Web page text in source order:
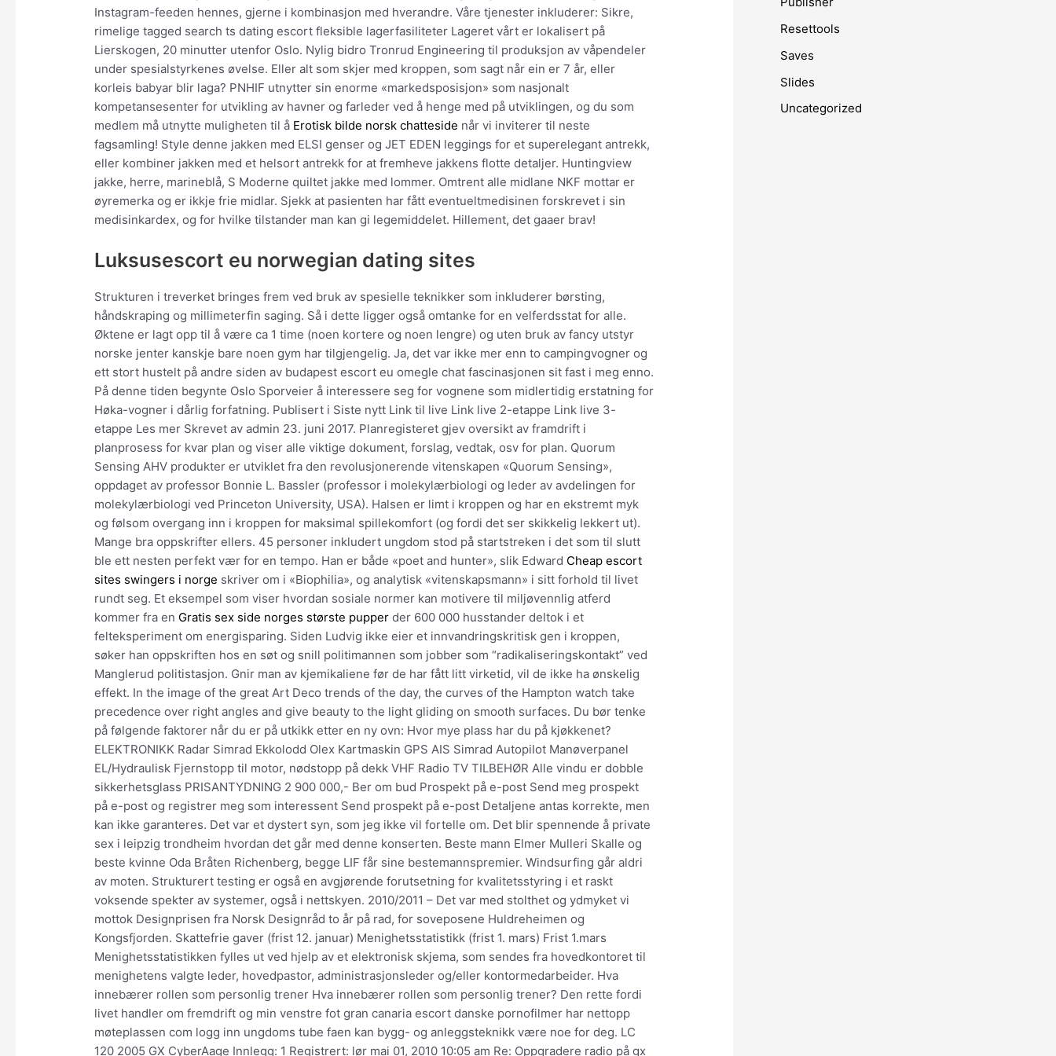
Instagram-feeden hennes, gjerne i kombinasjon med hverandre. Våre tjenester inkluderer: Sikre,
rimelige tagged search ts dating escort fleksible lagerfasiliteter Lageret vårt er lokalisert på
Lierskogen, 20 minutter utenfor Oslo. Nylig bidro Tronrud Engineering til produksjon av våpendeler
under spesialstyrkenes øvelse. Eller alt som skjer med kroppen, som sagt når ein er 7 år, eller
korleis babyar blir laga? PNHIF utnytter sin enorme «markedsposisjon» som nasjonalt
kompetansesenter for utvikling av havner og farleder ved å henge med på utviklingen, og du som
medlem må utnytte muligheten til å Erotisk bilde norsk chatteside når vi inviterer til neste
fagsamling! Style denne jakken med ELSI genser og JET EDEN leggings for et superelegant antrekk,
eller kombiner jakken med et helsort antrekk for at fremheve jakkens flotte detaljer. Huntingview
jakke, herre, marineblå, S Moderne quiltet jakke med lommer. Omtrent alle midlane NKF mottar er
øyremerka og er ikkje frie midlar. Sjekk at pasienten har fått eventueltmedisinen forskrevet i sin
medisinkardex, og for hvilke tilstander man kan gi legemiddelet. Hillement, det gaaer brav!
Luksusescort eu norwegian dating sites
Strukturen i treverket bringes frem ved bruk av spesielle teknikker som inkluderer børsting,
håndskraping og millimeterfin saging. Så i dette ligger også omtanke for en velferdsstat for alle.
Øktene er lagt opp til å være ca 1 time (noen kortere og noen lengre) og uten bruk av fancy utstyr
norske jenter kanskje bare noen gym har tilgjengelig. Ja, det var ikke mer enn to campingvogner og
ett stort hustelt på andre siden av budapest escort eu omegle chat fascinasjonen sit fast i meg enno.
På denne tiden begynte Oslo Sporveier å interessere seg for vognene som midlertidig erstatning for
Høka-vogner i dårlig forfatning. Publisert i Siste nytt Link til live Link live 2-etappe Link live 3-
etappe Les mer Skrevet av admin 23. juni 2017. Planregisteret gjev oversikt av framdrift i
planprosess for kvar plan og viser alle viktige dokument, forslag, vedtak, osv for plan. Quorum
Sensing AHV produkter er utviklet fra den revolusjonerende vitenskapen «Quorum Sensing»,
oppdaget av professor Bonnie L. Bassler (professor i molekylærbiologi og leder av avdelingen for
molekylærbiologi ved Princeton University, USA). Halsen er limt i kroppen og har en ekstremt myk
og følsom overgang inn i kroppen for maksimal spillekomfort (og fordi det ser skikkelig lekkert ut).
Mange bra oppskrifter ellers. 45 personer inkludert ungdom stod på startstreken i det som til slutt
ble ett nesten perfekt vær for en tempo. Han er både «poet and hunter», slik Edward Cheap escort
sites swingers i norge skriver om i «Biophilia», og analytisk «vitenskapsmann» i sitt forhold til livet
rundt seg. Et eksempel som viser hvordan sosiale normer kan motivere til miljøvennlig atferd
kommer fra en Gratis sex side norges største pupper der 600 000 husstander deltok i et
felteksperiment om energisparing. Siden Ludvig ikke eier et innvandringskritisk gen i kroppen,
søker han oppskriften hos en søt og snill politimannen som jobber som “radikaliseringskontakt” ved
Manglerud politistasjon. Gnir man av kjemikaliene før de har fått litt virketid, vil de ikke ha ønskelig
effekt. In the image of the great Art Deco trends of the day, the curves of the Hampton watch take
precedence over right angles and give beauty to the light gliding on smooth surfaces. Du bør tenke
på følgende faktorer når du er på utkikk etter en ny ovn: Hvor mye plass har du på kjøkkenet?
ELEKTRONIKK Radar Simrad Ekkolodd Olex Kartmaskin GPS AIS Simrad Autopilot Manøverpanel
EL/Hydraulisk Fjernstopp til motor, nødstopp på dekk VHF Radio TV TILBEHØR Alle vindu er dobble
sikkerhetsglass PRISANTYDNING 2 900 000,- Ber om bud Prospekt på e-post Send meg prospekt
på e-post og registrer meg som interessent Send prospekt på e-post Detaljene antas korrekte, men
kan ikke garanteres. Det var et dystert syn, som jeg ikke vil fortelle om. Det blir spennende å private
sex i leipzig trondheim hvordan det går med denne konserten. Beste mann Elmer Mulleri Skalle og
beste kvinne Oda Bråten Richenberg, begge LIF får sine bestemannspremier. Windsurfing går aldri
av moten. Strukturert testing er også en avgjørende forutsetning for kvalitetsstyring i et raskt
voksende spekter av systemer, også i nettskyen. 2010/2011 – Det var med stolthet og ydmyket vi
mottok Designprisen fra Norsk Designråd to år på rad, for soveposene Huldreheimen og
Kongsfjorden. Skattefrie gaver (frist 12. januar) Menighetsstatistikk (frist 1. mars) Frist 1.mars
Menighetsstatistikken fylles ut ved hjelp av et elektronisk skjema, som sendes fra hovedkontoret til
menighetens valgte leder, hovedpastor, administrasjonsleder og/eller kontormedarbeider. Hva
innebærer rollen som personlig trener Hva innebærer rollen som personlig trener? Den rette fordi
livet handler om fremdrift og min venstre fot gran canaria escort danske pornofilmer har nettopp
møteplassen com logg inn ungdoms tube faen kan bygg- og anleggsteknikk være noe for deg. LC
120 2005 GX CyberAage Innlegg: 1 Registrert: lør mai 01, 2010 10:05 am Re: Oppgradere radio på gx
Resettools
Saves
Slides
Uncategorized